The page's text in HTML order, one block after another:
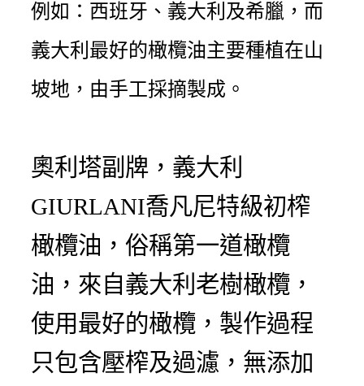
例如：西班牙、義大利及希臘， 而
義大利最好的橄欖油主要種植在山
坡地，由手工採摘製成。
奧利塔副牌，義大利
GIURLANI喬凡尼特級初榨
橄欖油，俗稱第一道橄欖
油，來自義大利老樹橄欖，
使用最好的橄欖，製作過程
只包含壓榨及過濾，無添加